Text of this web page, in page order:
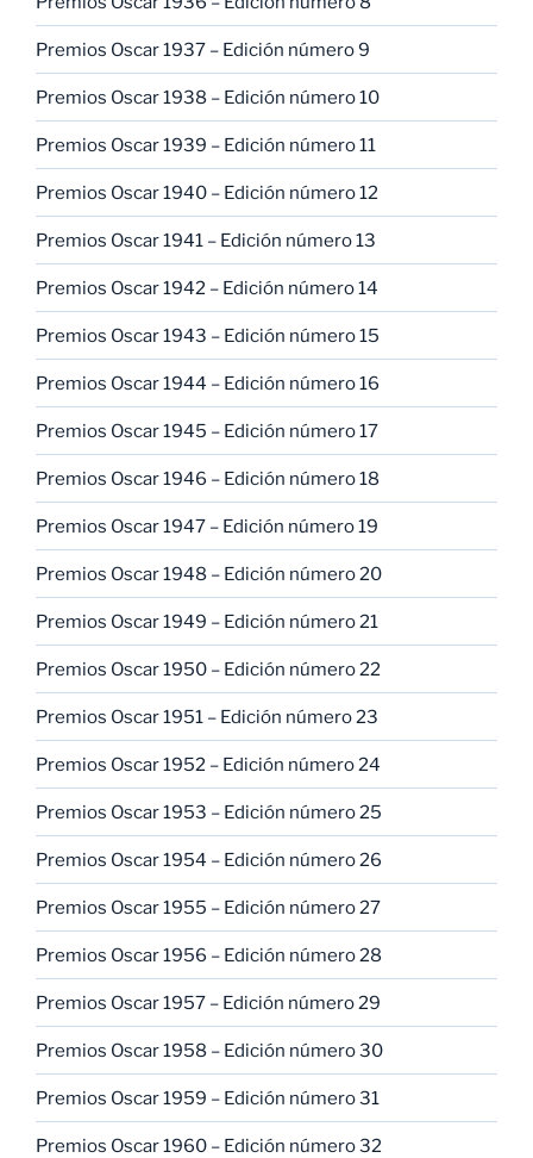
Premios Oscar 1937 – Edición número 9
Premios Oscar 1938 – Edición número 10
Premios Oscar 1939 – Edición número 11
Premios Oscar 1940 – Edición número 12
Premios Oscar 1941 – Edición número 13
Premios Oscar 1942 – Edición número 14
Premios Oscar 1943 – Edición número 15
Premios Oscar 1944 – Edición número 16
Premios Oscar 1945 – Edición número 17
Premios Oscar 1946 – Edición número 18
Premios Oscar 1947 – Edición número 19
Premios Oscar 1948 – Edición número 20
Premios Oscar 1949 – Edición número 21
Premios Oscar 1950 – Edición número 22
Premios Oscar 1951 – Edición número 23
Premios Oscar 1952 – Edición número 24
Premios Oscar 1953 – Edición número 25
Premios Oscar 1954 – Edición número 26
Premios Oscar 1955 – Edición número 27
Premios Oscar 1956 – Edición número 28
Premios Oscar 1957 – Edición número 29
Premios Oscar 1958 – Edición número 30
Premios Oscar 1959 – Edición número 31
Premios Oscar 1960 – Edición número 32